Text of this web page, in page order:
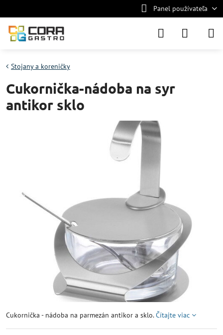
Panel používateľa
Stojany a koreničky
Cukornička-nádoba na syr
antikor sklo
Cukornička - nádoba na parmezán antikor a sklo.Čítajte viac